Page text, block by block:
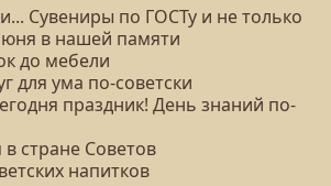
Сувениры по ГОСТу и не только
в нашей памяти
до мебели
для ума по-советски
праздник! День знаний по-
стране Советов
напитков